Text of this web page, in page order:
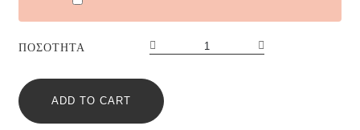
ΠΟΣΌΤΗΤΑ
ΕΠΙΤΡΑΠΕΖΙΟ
ΠΑΙΧΝΙΔΙ
ADD TO CART